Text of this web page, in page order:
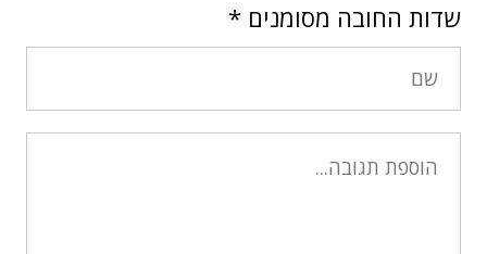
שדות החובה מסומנים *